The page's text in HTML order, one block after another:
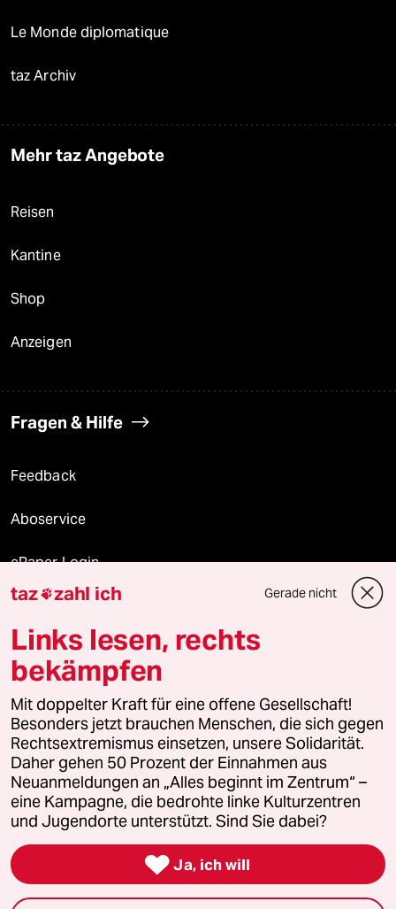
Le Monde diplomatique
taz Archiv
Mehr taz Angebote
Reisen
Kantine
Shop
Anzeigen
Fragen & Hilfe
Feedback
Aboservice
ePaper Login
Downloads für Abonnierende
© 2026 taz Verlags und Vertriebs GmbH
Alle Rechte vorbehalten. Bei rechtlichen Fragen oder für Genehmigungen
wenden Sie sich bitte an
lizenzen@taz.de
Feedback Redaktionsstatut Kommune-Richtlinien
Leitlinie Informant Datenschutz Impressum AGB
Seitenwende Einwilligungen widerrufen (Ads)
taz zahl ich Gerade nicht
Links lesen, rechts
bekämpfen
Mit doppelter Kraft für eine offene Gesellschaft!
Besonders jetzt brauchen Menschen, die sich gegen
Rechtsextremismus einsetzen, unsere Solidarität.
Daher gehen 50 Prozent der Einnahmen aus
Neuanmeldungen an „Alles beginnt im Zentrum“ –
eine Kampagne, die bedrohte linke Kulturzentren
und Jugendorte unterstützt. Sind Sie dabei?
 Ja, ich will